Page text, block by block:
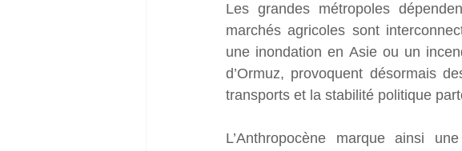
Les grandes métropoles
marchés agricoles sont
une inondation en Asie ou un
d’Ormuz, provoquent désormais
transports et la stabilité politique